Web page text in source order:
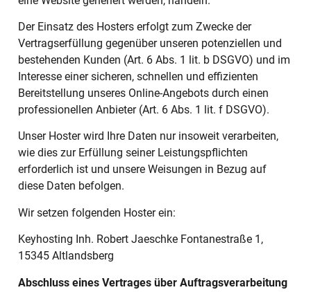
Der Einsatz des Hosters erfolgt zum Zwecke der
Vertragserfüllung gegenüber unseren potenziellen und
bestehenden Kunden (Art. 6 Abs. 1 lit. b DSGVO) und im
Interesse einer sicheren, schnellen und effizienten
Bereitstellung unseres Online-Angebots durch einen
professionellen Anbieter (Art. 6 Abs. 1 lit. f DSGVO).
Unser Hoster wird Ihre Daten nur insoweit verarbeiten,
wie dies zur Erfüllung seiner Leistungspflichten
erforderlich ist und unsere Weisungen in Bezug auf
diese Daten befolgen.
Wir setzen folgenden Hoster ein:
Keyhosting Inh. Robert Jaeschke Fontanestraße 1,
15345 Altlandsberg
Abschluss eines Vertrages über Auftragsverarbeitung